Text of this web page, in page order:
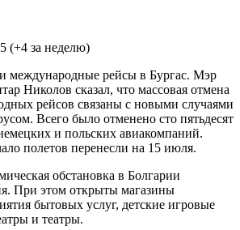
(+4 за неделю)
международные рейсы в Бургас. Мэр
Николов сказал, что массовая отмена
рейсов связаны с новыми случаями
Всего было отменено сто пятьдесят
и польских авиакомпаний.
полетов перенесли на 15 июля.
обстановка в Болгарии
При этом открыты магазины
бытовых услуг, детские игровые
и театры.